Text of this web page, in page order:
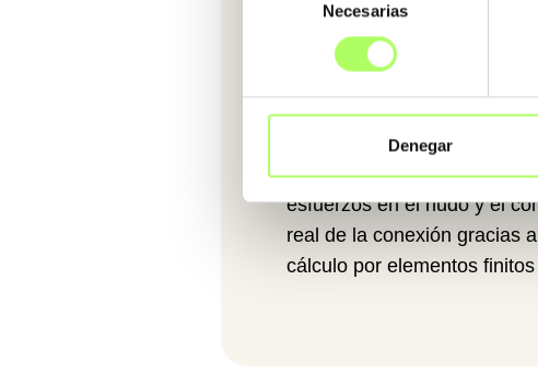
consentimiento
Necesarias
Denegar
En el caso de las uniones de
mostrará cómo calcular nudos
introducir esfuerzos tanto
fuerte como en el plano
forma que veamos la
esfuerzos en el nudo y el
real de la conexión gracias
cálculo por elementos